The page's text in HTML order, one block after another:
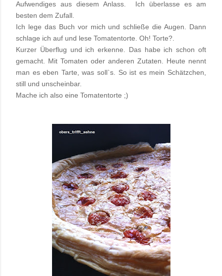
Aufwendiges aus diesem Anlass. Ich überlasse es am
besten dem Zufall.
Ich lege das Buch vor mich und schließe die Augen. Dann
schlage ich auf und lese Tomatentorte. Oh! Torte?.
Kurzer Überflug und ich erkenne. Das habe ich schon oft
gemacht. Mit Tomaten oder anderen Zutaten. Heute nennt
man es eben Tarte, was soll`s. So ist es mein Schätzchen,
still und unscheinbar.
Mache ich also eine Tomatentorte ;)